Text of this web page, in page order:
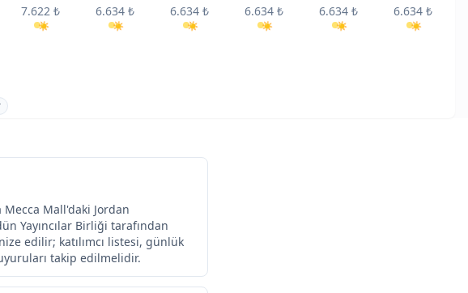
7.622 ₺
6.634 ₺
6.634 ₺
6.634 ₺
6.634 ₺
6.634 ₺
Mecca Mall'daki Jordan
Yayıncılar Birliği tarafından
edilir; katılımcı listesi, günlük
takip edilmelidir.